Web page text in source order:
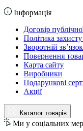
Інформація
Договір
Політика
Зворотній зв’язок
Повернення
Карта сайту
Виробники
Подарункові
Акції
Каталог товарів
Ми у соціальних